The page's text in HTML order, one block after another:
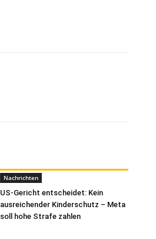
Nachrichten
US-Gericht entscheidet: Kein
ausreichender Kinderschutz – Meta
soll hohe Strafe zahlen